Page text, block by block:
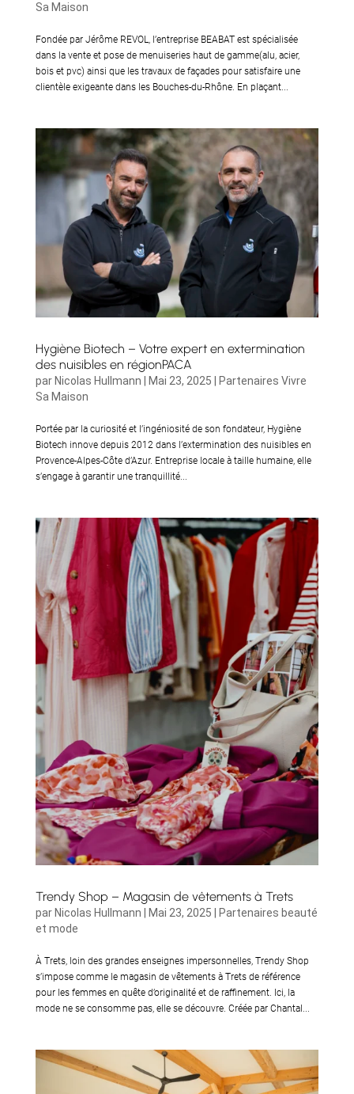
Sa Maison
Fondée par Jérôme REVOL, l’entreprise BEABAT est spécialisée
dans la vente et pose de menuiseries haut de gamme(alu, acier,
bois et pvc) ainsi que les travaux de façades pour satisfaire une
clientèle exigeante dans les Bouches-du-Rhône. En plaçant...
Hygiène Biotech – Votre expert en extermination
des nuisibles en régionPACA
par Nicolas Hullmann Mai 23, 2025
Partenaires Vivre
Sa Maison
Portée par la curiosité et l’ingéniosité de son fondateur, Hygiène
Biotech innove depuis 2012 dans l’extermination des nuisibles en
Provence-Alpes-Côte d’Azur. Entreprise locale à taille humaine, elle
s’engage à garantir une tranquillité...
Trendy Shop – Magasin de vêtements à Trets
par Nicolas Hullmann Mai 23, 2025
Partenaires beauté
et mode
À Trets, loin des grandes enseignes impersonnelles, Trendy Shop
s’impose comme le magasin de vêtements à Trets de référence
pour les femmes en quête d’originalité et de raffinement. Ici, la
mode ne se consomme pas, elle se découvre. Créée par Chantal...